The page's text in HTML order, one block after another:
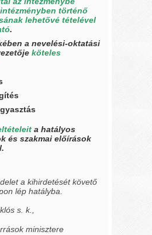
történő
lehetővé tételével
.
a nevelési-oktatási
köteles
a hatályos
és szakmai előírások
a kihirdetését követő
lép hatályba.
s. k.,
minisztere